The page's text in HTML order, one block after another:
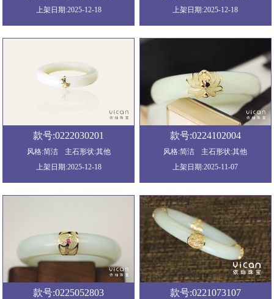
上架日期:2025-12-18
上架日期:2025-12-18
款号:0222030201
风格:简洁
主石形状:其他
上架日期:2025-12-18
款号:0224102004
风格:简洁
主石形状:其他
上架日期:2025-11-07
款号:0225052803 款号:0221073107